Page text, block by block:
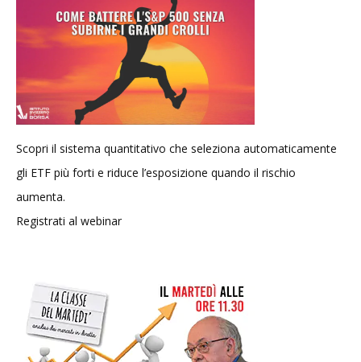
Scopri il sistema quantitativo che seleziona automaticamente
gli ETF più forti e riduce l’esposizione quando il rischio
aumenta.
Registrati al webinar